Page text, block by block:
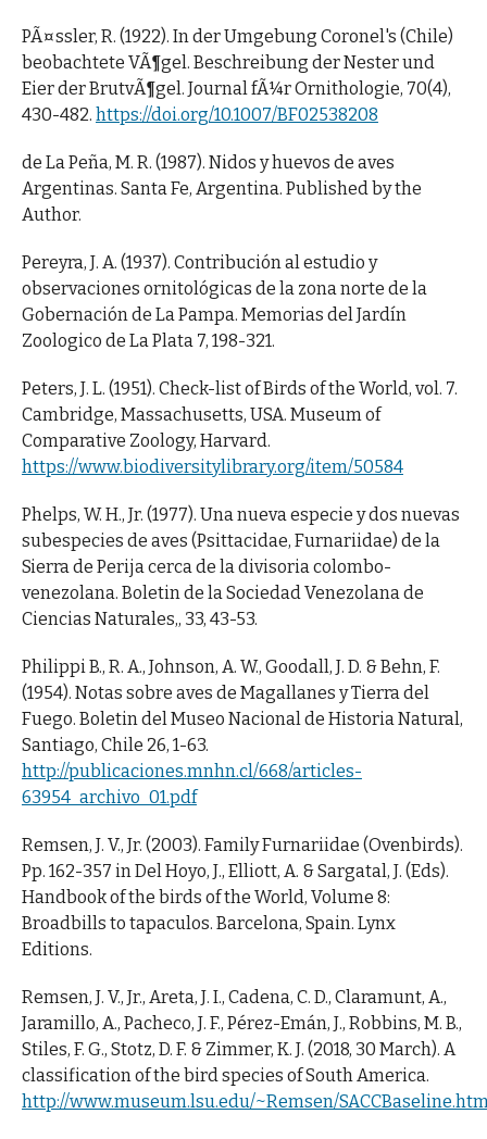
PÃ¤ssler, R. (1922). In der Umgebung Coronel's (Chile)
beobachtete VÃ¶gel. Beschreibung der Nester und
Eier der BrutvÃ¶gel. Journal fÃ¼r Ornithologie, 70(4),
430-482. https://doi.org/10.1007/BF02538208
de La Peña, M. R. (1987). Nidos y huevos de aves
Argentinas. Santa Fe, Argentina. Published by the
Author.
Pereyra, J. A. (1937). Contribución al estudio y
observaciones ornitológicas de la zona norte de la
Gobernación de La Pampa. Memorias del Jardín
Zoologico de La Plata 7, 198-321.
Peters, J. L. (1951). Check-list of Birds of the World, vol. 7.
Cambridge, Massachusetts, USA. Museum of
Comparative Zoology, Harvard.
https://www.biodiversitylibrary.org/item/50584
Phelps, W. H., Jr. (1977). Una nueva especie y dos nuevas
subespecies de aves (Psittacidae, Furnariidae) de la
Sierra de Perija cerca de la divisoria colombo-
venezolana. Boletin de la Sociedad Venezolana de
Ciencias Naturales,, 33, 43-53.
Philippi B., R. A., Johnson, A. W., Goodall, J. D. & Behn, F.
(1954). Notas sobre aves de Magallanes y Tierra del
Fuego. Boletin del Museo Nacional de Historia Natural,
Santiago, Chile 26, 1-63.
http://publicaciones.mnhn.cl/668/articles-
63954_archivo_01.pdf
Remsen, J. V., Jr. (2003). Family Furnariidae (Ovenbirds).
Pp. 162-357 in Del Hoyo, J., Elliott, A. & Sargatal, J. (Eds).
Handbook of the birds of the World, Volume 8:
Broadbills to tapaculos. Barcelona, Spain. Lynx
Editions.
Remsen, J. V., Jr., Areta, J. I., Cadena, C. D., Claramunt, A.,
Jaramillo, A., Pacheco, J. F., Pérez-Emán, J., Robbins, M. B.,
Stiles, F. G., Stotz, D. F. & Zimmer, K. J. (2018, 30 March). A
classification of the bird species of South America.
http://www.museum.lsu.edu/~Remsen/